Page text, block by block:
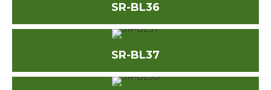
SR-BL36
SR-BL37